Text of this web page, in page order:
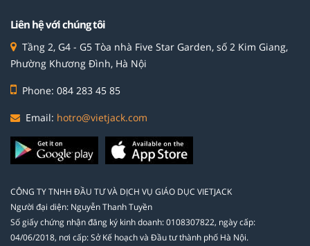
Liên hệ với chúng tôi
Tầng 2, G4 - G5 Tòa nhà Five Star Garden, số 2 Kim Giang,
Phường Khương Đình, Hà Nội
Phone: 084 283 45 85
Email: hotro@vietjack.com
CÔNG TY TNHH ĐẦU TƯ VÀ DỊCH VỤ GIÁO DỤC VIETJACK
Người đại diện: Nguyễn Thanh Tuyền
Số giấy chứng nhận đăng ký kinh doanh: 0108307822, ngày cấp:
04/06/2018, nơi cấp: Sở Kế hoạch và Đầu tư thành phố Hà Nội.